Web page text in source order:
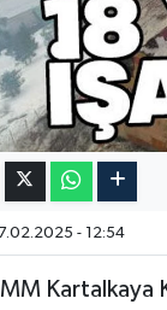
- 12:54
Kartalkaya